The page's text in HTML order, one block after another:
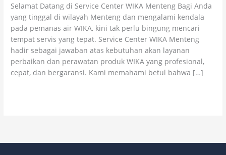
Selamat Datang di Service Center WIKA Menteng Bagi Anda
yang tinggal di wilayah Menteng dan mengalami kendala
pada pemanas air WIKA, kini tak perlu bingung mencari
tempat servis yang tepat. Service Center WIKA Menteng
hadir sebagai jawaban atas kebutuhan akan layanan
perbaikan dan perawatan produk WIKA yang profesional,
cepat, dan bergaransi. Kami memahami betul bahwa […]
Service
Resmi
Pemanas
Air